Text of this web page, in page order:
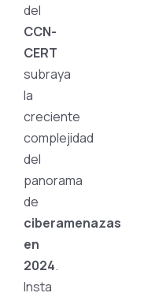
del
CCN-
CERT
subraya
la
creciente
complejidad
del
panorama
de
ciberamenazas
en
2024.
Insta